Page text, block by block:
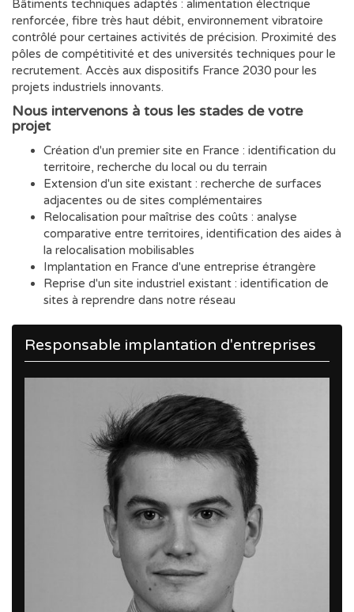
Bâtiments techniques adaptés : alimentation électrique
renforcée, fibre très haut débit, environnement vibratoire
contrôlé pour certaines activités de précision. Proximité des
pôles de compétitivité et des universités techniques pour le
recrutement. Accès aux dispositifs France 2030 pour les
projets industriels innovants.
Nous intervenons à tous les stades de votre
projet
Création d'un premier site en France : identification du
territoire, recherche du local ou du terrain
Extension d'un site existant : recherche de surfaces
adjacentes ou de sites complémentaires
Relocalisation pour maîtrise des coûts : analyse
comparative entre territoires, identification des aides à
la relocalisation mobilisables
Implantation en France d'une entreprise étrangère
Reprise d'un site industriel existant : identification de
sites à reprendre dans notre réseau
Responsable implantation d'entreprises